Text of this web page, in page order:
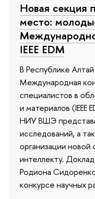
Новая секция
место:
IEEE EDM
В Республике
Международная
специалистов в
и материалов (IEEE
НИУ ВШЭ
исследований, а
организации
интеллекту.
Родиона
конкурсе научных